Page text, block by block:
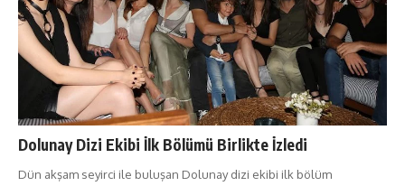
Dolunay Dizi Ekibi İlk Bölümü Birlikte İzledi
Dün akşam seyirci ile buluşan Dolunay dizi ekibi ilk bölüm